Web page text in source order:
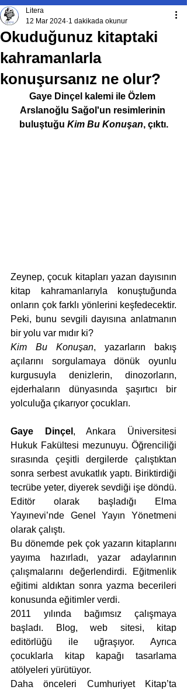
Okuduğunuz kitaptaki
kahramanlarla
konuşursanız ne olur?
Litera
12 Mar 2024 1 dakikada okunur
Gaye Dinçel kalemi ile Özlem
Arslanoğlu Sağol'un resimlerinin
buluştuğu Kim Bu Konuşan, çıktı.
Zeynep, çocuk kitapları yazan dayısının
kitap kahramanlarıyla konuştuğunda
onların çok farklı yönlerini keşfedecektir.
Peki, bunu sevgili dayısına anlatmanın
bir yolu var mıdır ki?
Kim Bu Konuşan, yazarların bakış
açılarını sorgulamaya dönük oyunlu
kurgusuyla denizlerin, dinozorların,
ejderhaların dünyasında şaşırtıcı bir
yolculuğa çıkarıyor çocukları.
Gaye Dinçel , Ankara Üniversitesi
Hukuk Fakültesi mezunuyu. Öğrenciliği
sırasında çeşitli dergilerde çalıştıktan
sonra serbest avukatlık yaptı. Biriktirdiği
tecrübe yeter, diyerek sevdiği işe döndü.
Editör olarak başladığı Elma
Yayınevi’nde Genel Yayın Yönetmeni
olarak çalıştı.
Bu dönemde pek çok yazarın kitaplarını
yayıma hazırladı, yazar adaylarının
çalışmalarını değerlendirdi. Eğitmenlik
eğitimi aldıktan sonra yazma becerileri
konusunda eğitimler verdi.
2011 yılında bağımsız çalışmaya
başladı. Blog, web sitesi, kitap
editörlüğü ile uğraşıyor. Ayrıca
çocuklarla kitap kapağı tasarlama
atölyeleri yürütüyor.
Daha önceleri Cumhuriyet Kitap’ta